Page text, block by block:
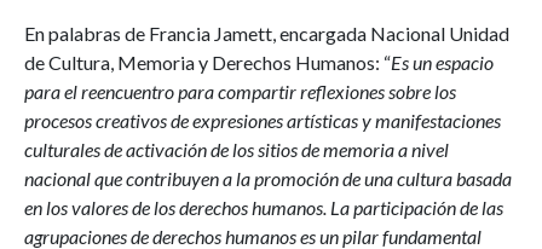
En palabras de Francia Jamett, encargada Nacional Unidad
de Cultura, Memoria y Derechos Humanos: “Es un espacio
para el reencuentro para compartir reflexiones sobre los
procesos creativos de expresiones artísticas y manifestaciones
culturales de activación de los sitios de memoria a nivel
nacional que contribuyen a la promoción de una cultura basada
en los valores de los derechos humanos. La participación de las
agrupaciones de derechos humanos es un pilar fundamental